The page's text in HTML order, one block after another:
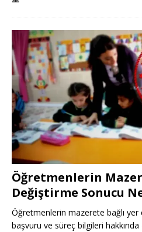
Öğretmenlerin
Değiştirme Sonucu
Öğretmenlerin mazerete bağlı yer
başvuru ve süreç bilgileri